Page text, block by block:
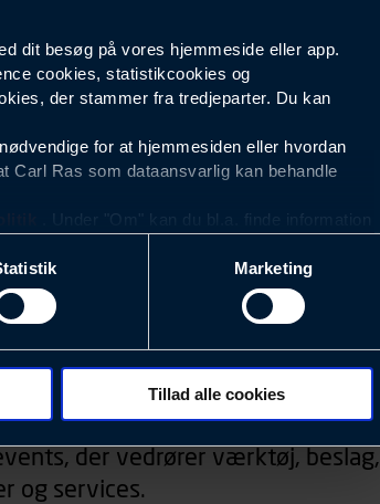
dit besøg på vores hjemmeside eller app.
cookies, statistikcookies og
der stammer fra tredjeparter. Du kan
for at hjemmesiden eller hvordan
Carl Ras som dataansvarlig kan behandle
. Under "Om" kan du bl.a. finde information
og effektiviteten af vores
og som derfor skal være nemme at
browsertype, søgeord, IP-adresse,
der anvendes.
om dit foretrukne sprog, og den
Marketing
Tillad alle cookies
der vedrører værktøj, beslag,
og services.